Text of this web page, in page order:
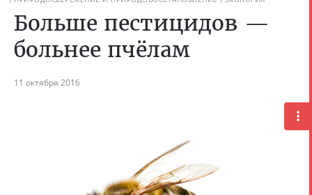
Больше пестицидов —
больнее пчёлам
11 октября 2016